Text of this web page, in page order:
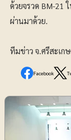
ด้วยจรวด BM-21
ผ่านมาด้วย.
ทีมข่าว จ.ศรีสะเก
Facebook